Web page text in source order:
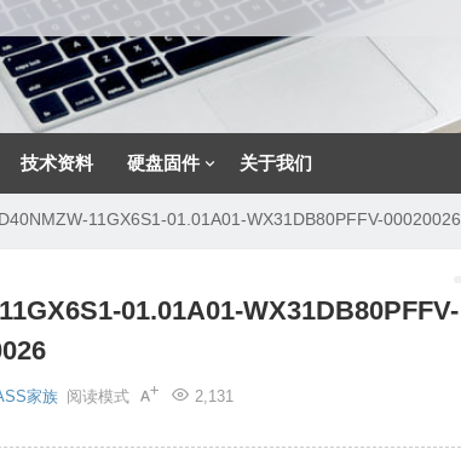
技术资料 硬盘固件 关于我们
11GX6S1-01.01A01-WX31DB80PFFV-00020026
01.01A01-WX31DB80PFFV-
家族 2,131
阅读模式